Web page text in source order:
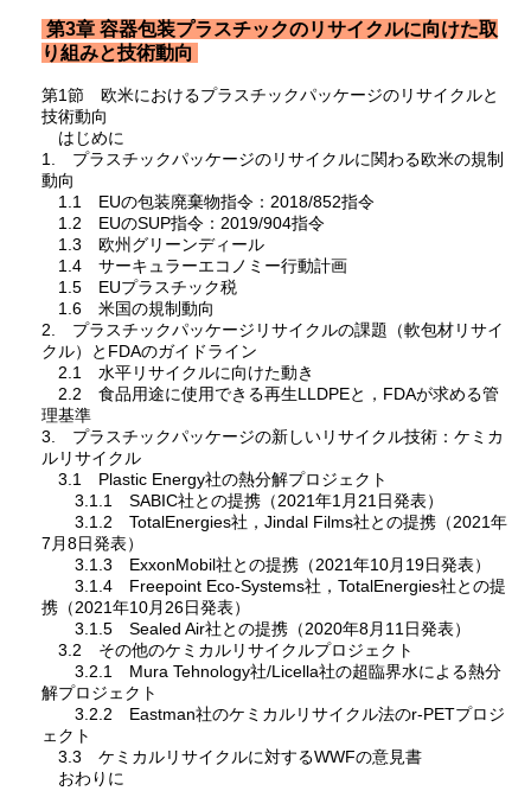
第3章 容器包装プラスチックのリサイクルに向けた取
り組みと技術動向
第1節 欧米におけるプラスチックパッケージのリサイクルと
技術動向
はじめに
1. プラスチックパッケージのリサイクルに関わる欧米の規制
動向
1.1 EUの包装廃棄物指令：2018/852指令
1.2 EUのSUP指令：2019/904指令
1.3 欧州グリーンディール
1.4 サーキュラーエコノミー行動計画
1.5 EUプラスチック税
1.6 米国の規制動向
2. プラスチックパッケージリサイクルの課題（軟包材リサイ
クル）とFDAのガイドライン
2.1 水平リサイクルに向けた動き
2.2 食品用途に使用できる再生LLDPEと，FDAが求める管
理基準
3. プラスチックパッケージの新しいリサイクル技術：ケミカ
ルリサイクル
3.1 Plastic Energy社の熱分解プロジェクト
3.1.1 SABIC社との提携（2021年1月21日発表）
3.1.2 TotalEnergies社，Jindal Films社との提携（2021年
7月8日発表）
3.1.3 ExxonMobil社との提携（2021年10月19日発表）
3.1.4 Freepoint Eco-Systems社，TotalEnergies社との提
携（2021年10月26日発表）
3.1.5 Sealed Air社との提携（2020年8月11日発表）
3.2 その他のケミカルリサイクルプロジェクト
3.2.1 Mura Tehnology社/Licella社の超臨界水による熱分
解プロジェクト
3.2.2 Eastman社のケミカルリサイクル法のr-PETプロジ
ェクト
3.3 ケミカルリサイクルに対するWWFの意見書
おわりに